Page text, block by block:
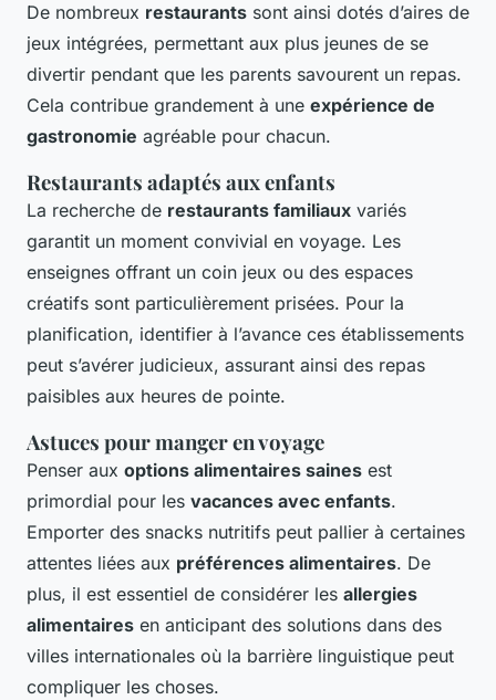
De nombreux restaurants sont ainsi dotés d’aires de
jeux intégrées, permettant aux plus jeunes de se
divertir pendant que les parents savourent un repas.
Cela contribue grandement à une expérience de
gastronomie agréable pour chacun.
Restaurants adaptés aux enfants
La recherche de restaurants familiaux variés
garantit un moment convivial en voyage. Les
enseignes offrant un coin jeux ou des espaces
créatifs sont particulièrement prisées. Pour la
planification, identifier à l’avance ces établissements
peut s’avérer judicieux, assurant ainsi des repas
paisibles aux heures de pointe.
Astuces pour manger en voyage
Penser aux options alimentaires saines est
primordial pour les vacances avec enfants.
Emporter des snacks nutritifs peut pallier à certaines
attentes liées aux préférences alimentaires. De
plus, il est essentiel de considérer les allergies
alimentaires en anticipant des solutions dans des
villes internationales où la barrière linguistique peut
compliquer les choses.